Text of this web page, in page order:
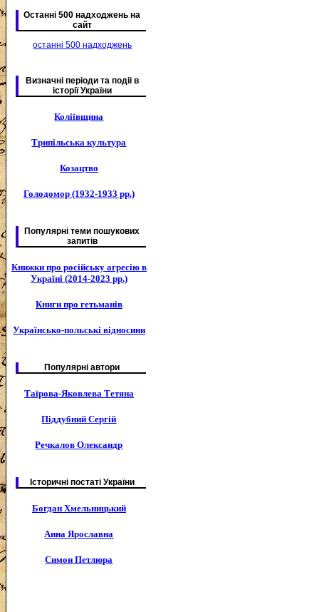
Останні 500 надходжень на
сайт
останні 500 надходжень
Визначні періоди та подіі в
історії України
Коліївщина
Трипільська культура
Козацтво
Голодомор (1932-1933 рр.)
Популярні теми пошукових
запитів
Книжки про російську агресію в
Україні (2014-2023 рр.)
Книги про гетьманів
Українсько-польські відносини
Популярні автори
Таїрова-Яковлева Тетяна
Піддубний Сергій
Речкалов Олександр
Історичні постаті України
Богдан Хмельницький
Анна Ярославна
Симон Петлюра